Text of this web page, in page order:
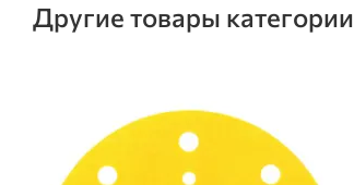
Другие товары категории